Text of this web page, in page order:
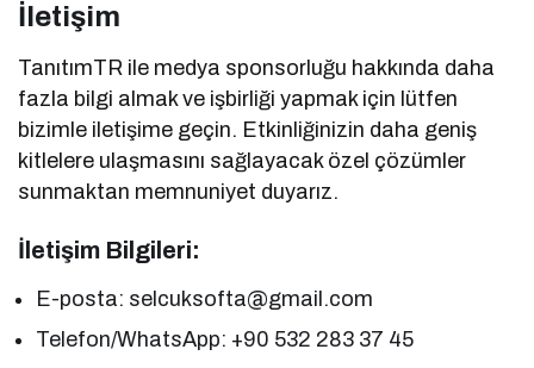
İletişim
TanıtımTR ile medya sponsorluğu hakkında daha
fazla bilgi almak ve işbirliği yapmak için lütfen
bizimle iletişime geçin. Etkinliğinizin daha geniş
kitlelere ulaşmasını sağlayacak özel çözümler
sunmaktan memnuniyet duyarız.
İletişim Bilgileri:
E-posta: selcuksofta@gmail.com
Telefon/WhatsApp: +90 532 283 37 45